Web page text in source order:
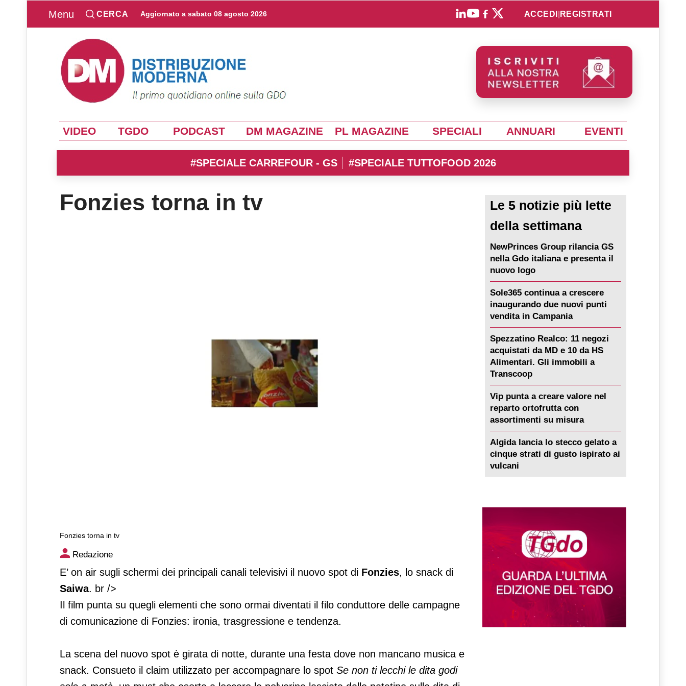
Menu CERCA Aggiornato a sabato 08 agosto 2026 ACCEDI REGISTRATI
VIDEO TGDO PODCAST DM MAGAZINE PL MAGAZINE SPECIALI ANNUARI EVENTI
#SPECIALE CARREFOUR - GS #SPECIALE TUTTOFOOD 2026
Fonzies torna in tv
Fonzies torna in tv
Fonzies torna in tv
Redazione
E’ on air sugli schermi dei principali canali televisivi il nuovo spot di Fonzies, lo snack di
Saiwa. br />
Il film punta su quegli elementi che sono ormai diventati il filo conduttore delle campagne
di comunicazione di Fonzies: ironia, trasgressione e tendenza.
La scena del nuovo spot è girata di notte, durante una festa dove non mancano musica e
snack. Consueto il claim utilizzato per accompagnare lo spot Se non ti lecchi le dita godi
Le 5 notizie più lette
della settimana
NewPrinces Group rilancia GS
nella Gdo italiana e presenta il
nuovo logo
Sole365 continua a crescere
inaugurando due nuovi punti
vendita in Campania
Spezzatino Realco: 11 negozi
acquistati da MD e 10 da HS
Alimentari. Gli immobili a
Transcoop
Vip punta a creare valore nel
reparto ortofrutta con
assortimenti su misura
Algida lancia lo stecco gelato a
cinque strati di gusto ispirato ai
vulcani